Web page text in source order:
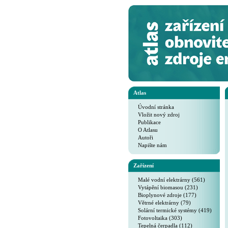
Atlas
Úvodní stránka
Vložit nový zdroj
Publikace
O Atlasu
Autoři
Napište nám
Zařízení
Malé vodní elektrárny (561)
Vytápění biomasou (231)
Bioplynové zdroje (177)
Větrné elektrárny (79)
Solární termické systémy (419)
Fotovoltaika (303)
Tepelná čerpadla (112)